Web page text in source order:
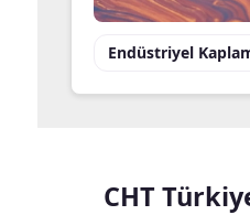
Endüstriyel
CHT